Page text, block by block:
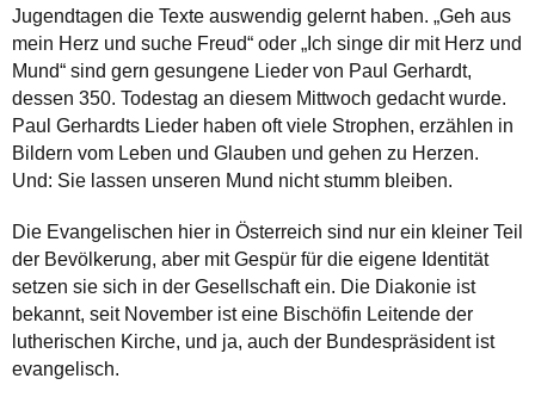
Jugendtagen die Texte auswendig gelernt haben. „Geh aus
mein Herz und suche Freud“ oder „Ich singe dir mit Herz und
Mund“ sind gern gesungene Lieder von Paul Gerhardt,
dessen 350. Todestag an diesem Mittwoch gedacht wurde.
Paul Gerhardts Lieder haben oft viele Strophen, erzählen in
Bildern vom Leben und Glauben und gehen zu Herzen.
Und: Sie lassen unseren Mund nicht stumm bleiben.
Die Evangelischen hier in Österreich sind nur ein kleiner Teil
der Bevölkerung, aber mit Gespür für die eigene Identität
setzen sie sich in der Gesellschaft ein. Die Diakonie ist
bekannt, seit November ist eine Bischöfin Leitende der
lutherischen Kirche, und ja, auch der Bundespräsident ist
evangelisch.